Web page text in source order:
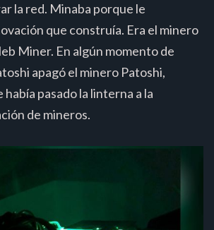
la red. Minaba porque le
que construía. Era el minero
Miner. En algún momento de
apagó el minero Patoshi,
pasado la linterna a la
de mineros.